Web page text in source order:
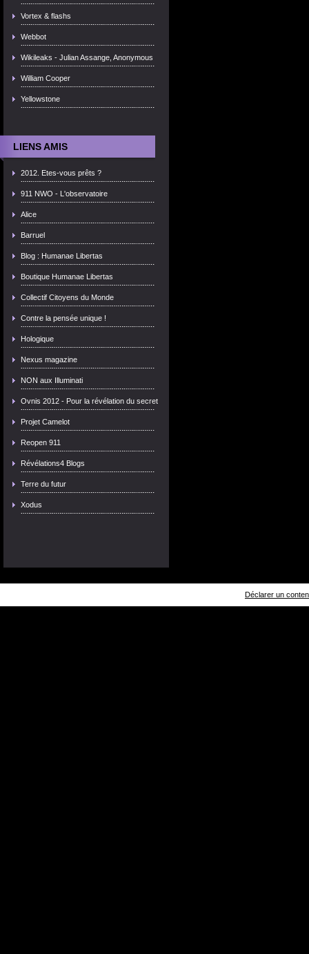
Vortex & flashs
Webbot
Wikileaks - Julian Assange, Anonymous
William Cooper
Yellowstone
LIENS AMIS
2012. Etes-vous prêts ?
911 NWO - L'observatoire
Alice
Barruel
Blog : Humanae Libertas
Boutique Humanae Libertas
Collectif Citoyens du Monde
Contre la pensée unique !
Hologique
Nexus magazine
NON aux Illuminati
Ovnis 2012 - Pour la révélation du secret
Projet Camelot
Reopen 911
Révélations4 Blogs
Terre du futur
Xodus
Déclarer un